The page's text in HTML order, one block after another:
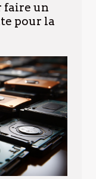
faire un
pour la